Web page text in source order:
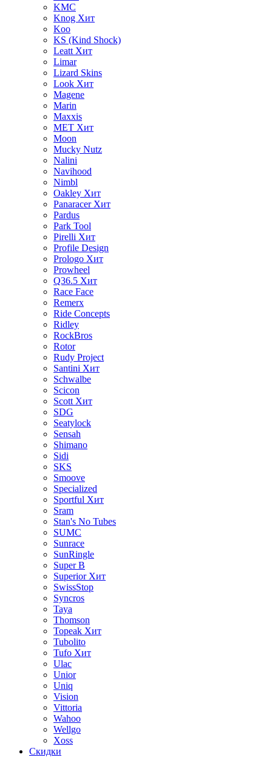
KMC
Knog Хит
Koo
KS (Kind Shock)
Leatt Хит
Limar
Lizard Skins
Look Хит
Magene
Marin
Maxxis
MET Хит
Moon
Mucky Nutz
Nalini
Navihood
Nimbl
Oakley Хит
Panaracer Хит
Pardus
Park Tool
Pirelli Хит
Profile Design
Prologo Хит
Prowheel
Q36.5 Хит
Race Face
Remerx
Ride Concepts
Ridley
RockBros
Rotor
Rudy Project
Santini Хит
Schwalbe
Scicon
Scott Хит
SDG
Seatylock
Sensah
Shimano
Sidi
SKS
Smoove
Specialized
Sportful Хит
Sram
Stan's No Tubes
SUMC
Sunrace
SunRingle
Super B
Superior Хит
SwissStop
Syncros
Taya
Thomson
Topeak Хит
Tubolito
Tufo Хит
Ulac
Unior
Uniq
Vision
Vittoria
Wahoo
Wellgo
Xoss
Скидки